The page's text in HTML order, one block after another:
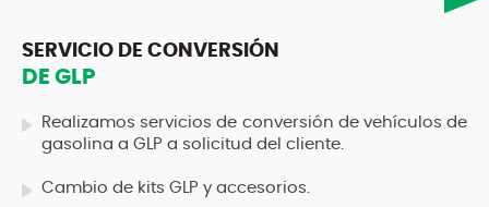
SERVICIO DE CONVERSIÓN
DE GLP
Realizamos servicios de conversión de vehículos de
gasolina a GLP a solicitud del cliente.
Cambio de kits GLP y accesorios.